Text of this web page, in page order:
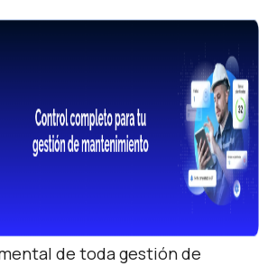
de toda gestión de